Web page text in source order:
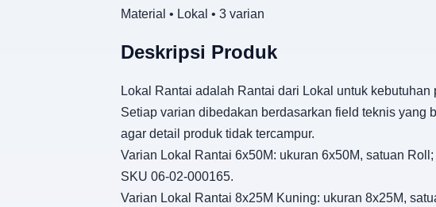
Material • Lokal • 3 varian
Deskripsi Produk
Lokal Rantai adalah Rantai dari Lokal untuk
Setiap varian dibedakan berdasarkan field teknis yang
agar detail produk tidak tercampur.
Varian Lokal Rantai 6x50M: ukuran 6x50M, satuan
SKU 06-02-000165.
Varian Lokal Rantai 8x25M Kuning: ukuran 8x25M,